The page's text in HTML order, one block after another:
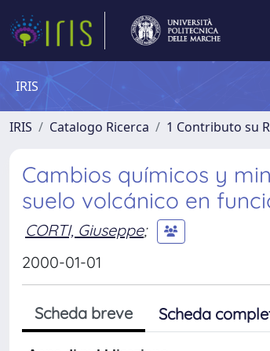
IRIS
IRIS Catalogo Ricerca 1 Contributo su
Cambios químicos y
suelo volcánico en
CORTI, Giuseppe;
2000-01-01
Scheda breve Scheda